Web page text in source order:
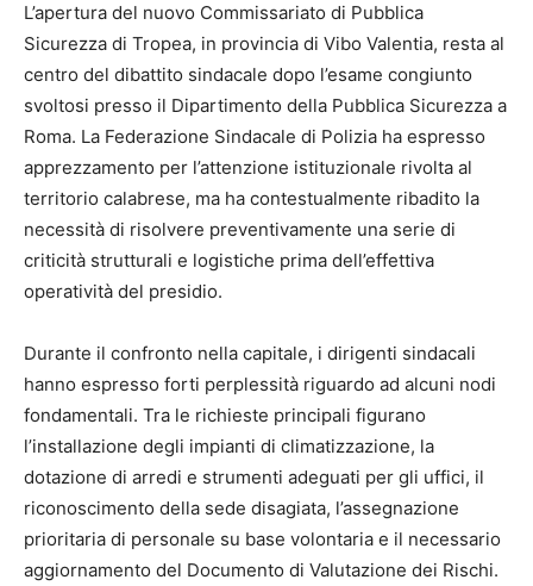
L’apertura del nuovo Commissariato di Pubblica
Sicurezza di Tropea, in provincia di Vibo Valentia, resta al
centro del dibattito sindacale dopo l’esame congiunto
svoltosi presso il Dipartimento della Pubblica Sicurezza a
Roma. La Federazione Sindacale di Polizia ha espresso
apprezzamento per l’attenzione istituzionale rivolta al
territorio calabrese, ma ha contestualmente ribadito la
necessità di risolvere preventivamente una serie di
criticità strutturali e logistiche prima dell’effettiva
operatività del presidio.
Durante il confronto nella capitale, i dirigenti sindacali
hanno espresso forti perplessità riguardo ad alcuni nodi
fondamentali. Tra le richieste principali figurano
l’installazione degli impianti di climatizzazione, la
dotazione di arredi e strumenti adeguati per gli uffici, il
riconoscimento della sede disagiata, l’assegnazione
prioritaria di personale su base volontaria e il necessario
aggiornamento del Documento di Valutazione dei Rischi.